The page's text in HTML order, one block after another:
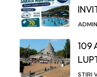
109
STIRI